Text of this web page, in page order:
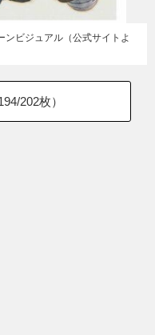
ビジュアル（公式サイトよ
/202枚）